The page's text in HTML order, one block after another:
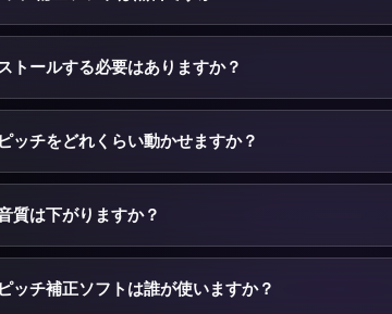
のアップロード、ピッチの補正、結果のプレビューは
です。料金がかかるのはオーディオスタジオから完成フ
トールする必要はありますか？
は完全にブラウザで動作するため、ダウンロードや
です。ページを開いてトラックをアップロードし、ピ
ッチをどれくらい動かせますか？
ライダーは上下それぞれ約半音（A4を中心におよそ
の補正や432・442 Hzへの再調律には十分です。さら
質は下がりますか？
とんど分かりません。KeyPitchは高品質な時間領域ア
限に抑えるため、補正したトラックはクリーンに聞こ
ッチ補正ソフトは誰が使いますか？